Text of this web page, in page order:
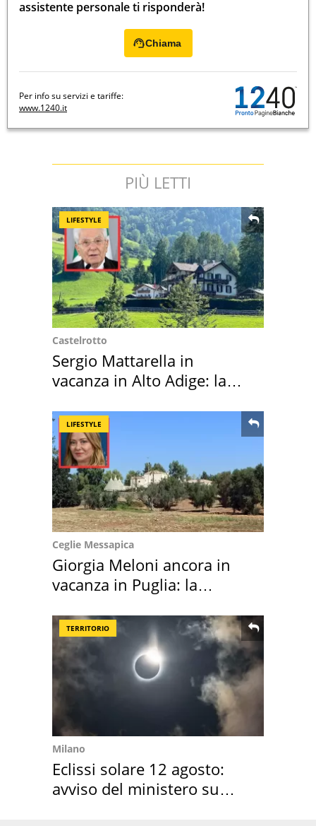
assistente personale ti risponderà!
Chiama
Per info su servizi e tariffe:
www.1240.it
PIÙ LETTI
LIFESTYLE
Castelrotto
Sergio Mattarella in
vacanza in Alto Adige: la
LIFESTYLE
Ceglie Messapica
Giorgia Meloni ancora in
vacanza in Puglia: la
TERRITORIO
Milano
Eclissi solare 12 agosto:
avviso del ministero su